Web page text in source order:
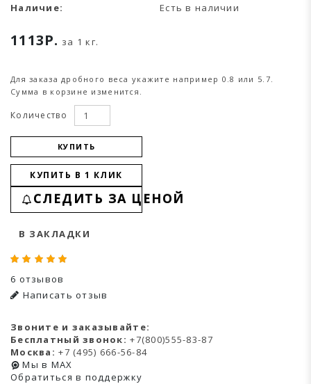
Наличие:
Есть в наличии
1113Р. за 1 кг.
Для заказа дробного веса укажите например 0.8 или 5.7.
Сумма в корзине изменится.
Количество
КУПИТЬ
КУПИТЬ В 1 КЛИК
СЛЕДИТЬ ЗА ЦЕНОЙ
В ЗАКЛАДКИ
6 отзывов
Написать отзыв
Звоните и заказывайте:
Бесплатный звонок: +7(800)555-83-87
Москва: +7 (495) 666-56-84
Мы в MAX
Обратиться в поддержку